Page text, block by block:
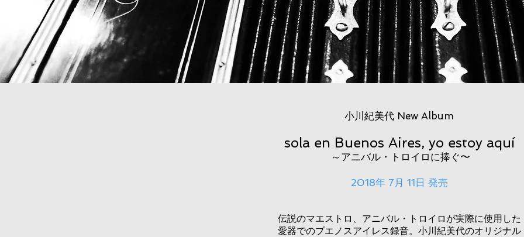
小川紀美代 New Album
sola en Buenos Aires, yo estoy aquí
～アニバル・トロイロに捧ぐ〜
2018年 7月 11日 発売
伝説のマエストロ、アニバル・トロイロが実際に使用した
愛器でのブエノスアイレス録音。小川紀美代のオリジナル